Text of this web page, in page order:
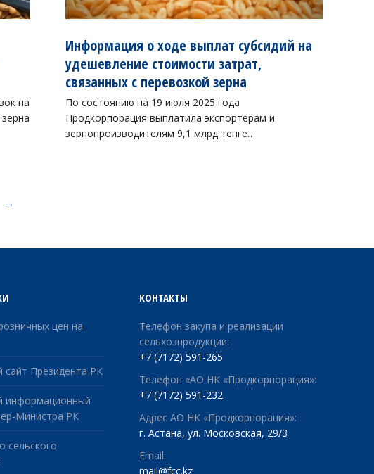
на
Информация о ходе выплат субсидий на
удешевление стоимости затрат,
связанных с перевозкой зерна
По состоянию на 19 июля 2025 года
Продкорпорация выплатила экспортерам и
зернопроизводителям 9,1 млрд тенге…
→
цен на
Президента РК
информационный
Министра РК
сельского
КОНТАКТЫ
Телефон закупа и реализации
сельхозпродукции:
+7 (7172) 591-265
Телефон «АО НК «Продкорпорация»:
+7 (7172) 591-232
Адрес АО НК «Продкорпорация»:
г. Астана, ул. Московская, 29/3
Email:
mail@fcc.kz